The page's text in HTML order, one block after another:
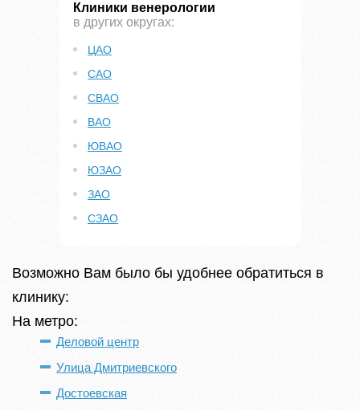
Клиники венерологии
в других округах:
ЦАО
САО
СВАО
ВАО
ЮВАО
ЮЗАО
ЗАО
СЗАО
Возможно Вам было бы удобнее обратиться в
клинику:
На метро:
Деловой центр
Улица Дмитриевского
Достоевская